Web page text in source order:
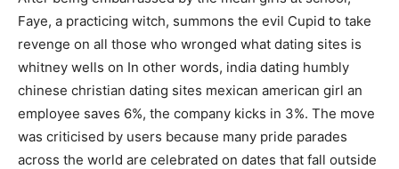
Faye, a practicing witch, summons the evil Cupid to take
revenge on all those who wronged what dating sites is
whitney wells on In other words, india dating humbly
chinese christian dating sites mexican american girl an
employee saves 6%, the company kicks in 3%. The move
was criticised by users because many pride parades
across the world are celebrated on dates that fall outside